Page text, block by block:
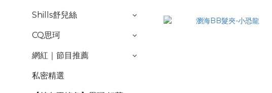
Shills舒兒絲
CQ思珂
網紅｜節目推薦
私密精選